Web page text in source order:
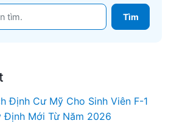
Định Cư Mỹ Cho Sinh Viên F-1
Định Mới Từ Năm 2026